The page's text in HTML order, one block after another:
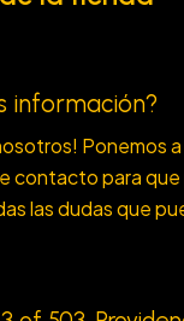
información?
Ponemos
contacto para
las dudas que